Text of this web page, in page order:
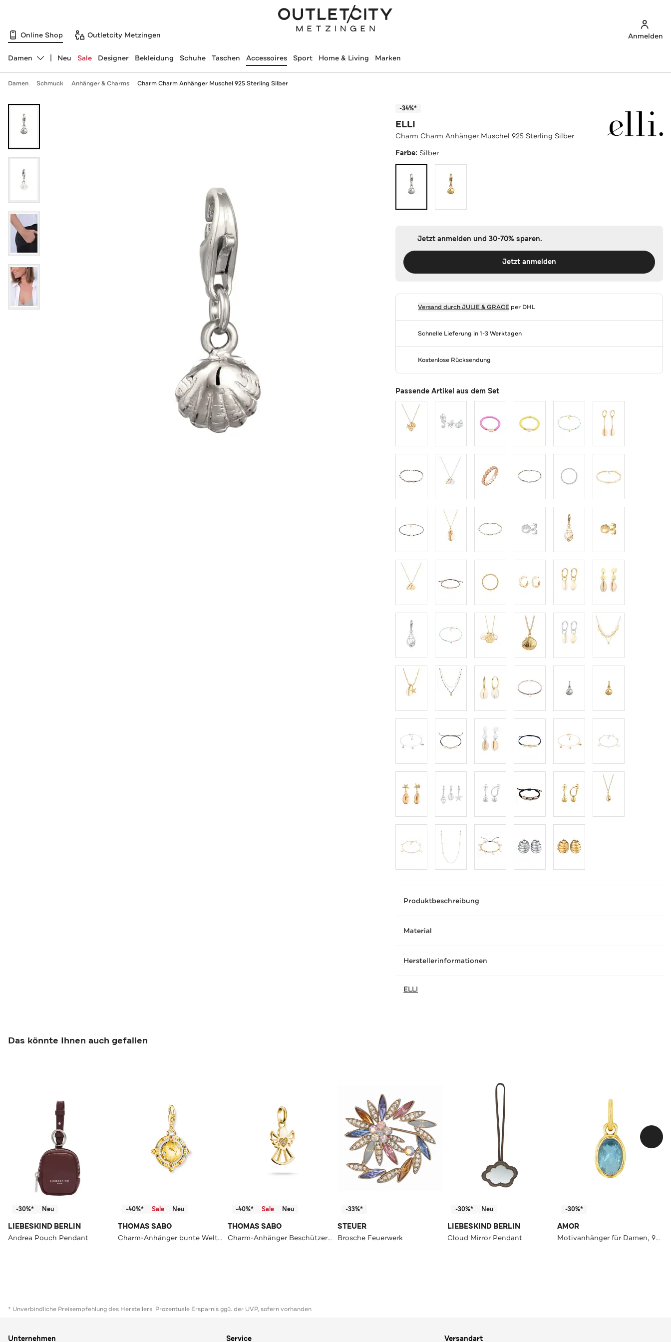
Online Shop Outletcity Metzingen Anmelden
Abteilung ändern, ausgewählt:
Damen Neu Sale Designer Bekleidung Schuhe Taschen Accessoires Sport Home & Living Marken
Damen Schmuck Anhänger & Charms Charm Charm Anhänger Muschel 925 Sterling Silber
-34%*
ELLI
Charm Charm Anhänger Muschel 925 Sterling Silber
Farbe: Silber
Jetzt anmelden und 30-70% sparen.
Jetzt anmelden
Versand durchJULIE & GRACE per DHL
Schnelle Lieferung in 1-3 Werktagen
Kostenlose Rücksendung
Passende Artikel aus dem Set
Produktbeschreibung
Material
Herstellerinformationen
ELLI
Das könnte Ihnen auch gefallen
-30%* Neu
LIEBESKIND BERLIN
Andrea Pouch Pendant
-40%* Sale Neu
THOMAS SABO
Charm-Anhänger bunte Weltkugel vergoldet 750 Gelbgold Vergoldung, 925 Sterlingsilber
-40%* Sale Neu
THOMAS SABO
Charm-Anhänger Beschützer der Liebe Connect vergoldet 18k Vergoldung, Recyceltes 925 Silber
-33%*
STEUER
Brosche Feuerwerk
-30%* Neu
LIEBESKIND BERLIN
Cloud Mirror Pendant
-30%*
AMOR
Motivanhänger für Damen, 925 Sterling Silber, Glas
* Unverbindliche Preisempfehlung des Herstellers. Prozentuale Ersparnis ggü. der UVP, sofern vorhanden
Unternehmen Service Versandart